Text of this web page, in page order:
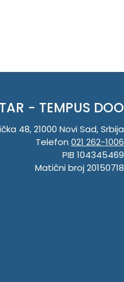
- TEMPUS DOO
48, 21000 Novi Sad, Srbija
Telefon 021 262-1006
PIB 104345469
Matični broj 20150718